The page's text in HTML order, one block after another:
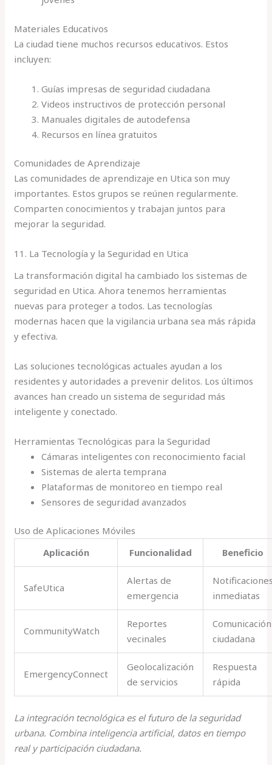
Materiales Educativos
La ciudad tiene muchos recursos educativos. Estos
incluyen:
Guías impresas de seguridad ciudadana
Videos instructivos de protección personal
Manuales digitales de autodefensa
Recursos en línea gratuitos
Comunidades de Aprendizaje
Las comunidades de aprendizaje en Utica son muy
importantes. Estos grupos se reúnen regularmente.
Comparten conocimientos y trabajan juntos para
mejorar la seguridad.
11. La Tecnología y la Seguridad en Utica
La transformación digital ha cambiado los sistemas de
seguridad en Utica. Ahora tenemos herramientas
nuevas para proteger a todos. Las tecnologías
modernas hacen que la vigilancia urbana sea más rápida
y efectiva.
Las soluciones tecnológicas actuales ayudan a los
residentes y autoridades a prevenir delitos. Los últimos
avances han creado un sistema de seguridad más
inteligente y conectado.
Herramientas Tecnológicas para la Seguridad
Cámaras inteligentes con reconocimiento facial
Sistemas de alerta temprana
Plataformas de monitoreo en tiempo real
Sensores de seguridad avanzados
Uso de Aplicaciones Móviles
Aplicación
Funcionalidad Beneficio
SafeUtica
Alertas de
emergencia
inmediatas
CommunityWatch
Reportes
vecinales
Comunicación
ciudadana
EmergencyConnect
Geolocalización
de servicios
Respuesta
rápida
La integración tecnológica es el futuro de la seguridad
urbana. Combina inteligencia artificial, datos en tiempo
real y participación ciudadana.